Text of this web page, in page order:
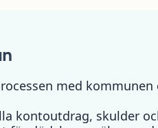
med kommunen
kontoutdrag, skulder